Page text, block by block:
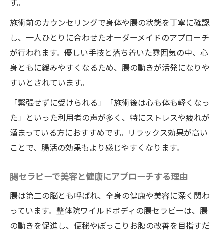
す。
施術前のカウンセリングで身体や腸の状態を丁寧に確認
し、一人ひとりに合わせたオーダーメイドのアプローチ
が行われます。優しい手技と落ち着いた雰囲気の中、心
身ともに緩みやすくなるため、腸の動きが活発になりや
すいとされています。
「緊張せずに受けられる」「施術後は心も体も軽くなっ
た」といった利用者の声が多く、特にストレスや疲れが
溜まっている方におすすめです。リラックス効果が高い
ことで、腸活の効果もより感じやすくなります。
腸セラピーで美容と健康にアプローチする理由
腸は第二の脳とも呼ばれ、全身の健康や美容に深く関わ
っています。整体院ワイルドボディの腸セラピーは、腸
の動きを促進し、便秘やぽっこりお腹の改善を目指すだ